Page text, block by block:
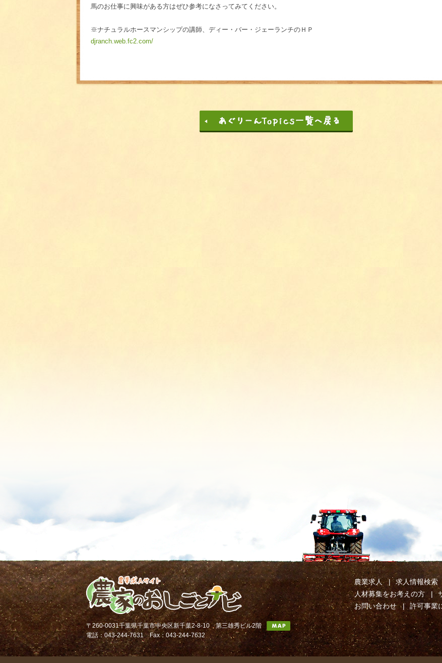
馬のお仕事に興味がある方はぜひ参考になさってみてください。
※ナチュラルホースマンシップの講師、ディー・バー・ジェーランチのＨＰ
djranch.web.fc2.com/
〒260-0031千葉県千葉市中央区新千葉2-8-10 第三雄秀ビル2階
電話：043-244-7631 Fax：043-244-7632
農業求人 求人情報検索
人材募集をお考えの方
お問い合わせ
許可事業